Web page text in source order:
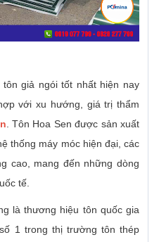
giả ngói tốt nhất hiện nay
với xu hướng, giá trị thẩm
. Tôn Hoa Sen được sản xuất
thống máy móc hiện đại, các
cao, mang đến những dòng
tế.
là thương hiệu tôn quốc gia
1 trong thị trường tôn thép